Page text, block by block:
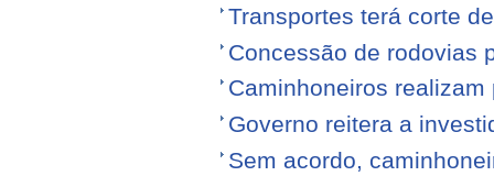
Transportes terá corte
Concessão de rodovias
Caminhoneiros
Governo reitera a
Sem acordo,